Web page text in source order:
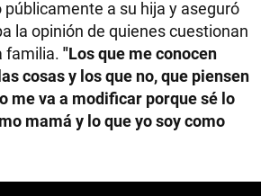
a su hija y aseguró
la opinión de quienes cuestionan
familia. "Los que me conocen
cosas y los que no, que piensen
me va a modificar porque sé lo
mamá y lo que yo soy como